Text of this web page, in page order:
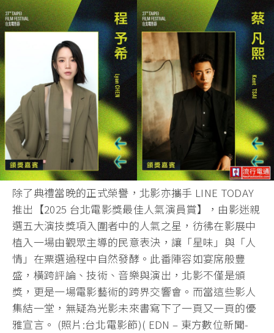
除了典禮當晚的正式榮譽，北影亦攜手 LINE TODAY
推出【2025 台北電影獎最佳人氣演員賞】，由影迷親
選五大演技獎項入圍者中的人氣之星，彷彿在影展中
植入一場由觀眾主導的民意表決，讓「星味」與「人
情」在票選過程中自然發酵。此番陣容如宴席般豐
盛，橫跨評論、技術、音樂與演出，北影不僅是頒
獎，更是一場電影藝術的跨界交響會。而當這些影人
集結一堂，無疑為光影未來書寫下了一頁又一頁的優
雅宣言。 (照片:台北電影節)( EDN – 東方數位新聞-